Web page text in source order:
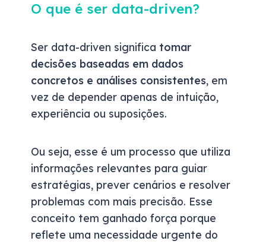
O que é ser data-driven?
Ser data-driven significa tomar
decisões baseadas em dados
concretos e análises consistentes, em
vez de depender apenas de intuição,
experiência ou suposições.
Ou seja, esse é um processo que utiliza
informações relevantes para guiar
estratégias, prever cenários e resolver
problemas com mais precisão. Esse
conceito tem ganhado força porque
reflete uma necessidade urgente do